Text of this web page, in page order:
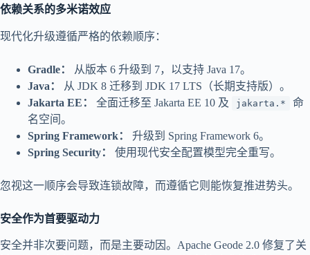
依赖关系的多米诺效应
现代化升级遵循严格的依赖顺序：
Gradle：
从版本 6 升级到 7，以支持 Java 17。
Java：
从 JDK 8 迁移到 JDK 17 LTS（长期支持版）。
Jakarta EE：
全面迁移至 Jakarta EE 10 及 jakarta.*
命
名空间。
Spring Framework：
升级到 Spring Framework 6。
Spring Security：
使用现代安全配置模型完全重写。
忽视这一顺序会导致连锁故障，而遵循它则能恢复推进势头。
安全作为首要驱动力
安全并非次要问题，而是主要动因。Apache Geode 2.0 修复了关